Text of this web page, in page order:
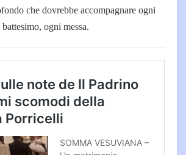
che dovrebbe accompagnare ogni
ogni messa.